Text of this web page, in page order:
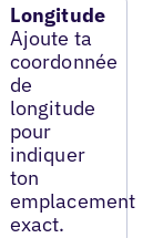
Longitude
Ajoute ta
coordonnée
de
longitude
pour
indiquer
ton
emplacement
exact.